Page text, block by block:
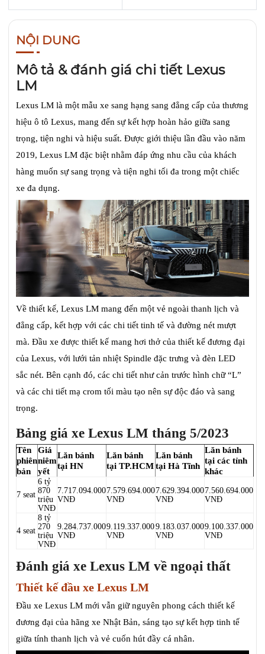
NỘI DUNG
Mô tả & đánh giá chi tiết Lexus
LM
Lexus LM là một mẫu xe sang hạng sang đẳng cấp của thương
hiệu ô tô Lexus, mang đến sự kết hợp hoàn hảo giữa sang
trọng, tiện nghi và hiệu suất. Được giới thiệu lần đầu vào năm
2019, Lexus LM đặc biệt nhằm đáp ứng nhu cầu của khách
hàng muốn sự sang trọng và tiện nghi tối đa trong một chiếc
xe đa dụng.
Về thiết kế, Lexus LM mang đến một vẻ ngoài thanh lịch và
đẳng cấp, kết hợp với các chi tiết tinh tế và đường nét mượt
mà. Đầu xe được thiết kế mang hơi thở của thiết kế đương đại
của Lexus, với lưới tản nhiệt Spindle đặc trưng và đèn LED
sắc nét. Bên cạnh đó, các chi tiết như cản trước hình chữ “L”
và các chi tiết mạ crom tối màu tạo nên sự độc đáo và sang
trọng.
Bảng giá xe Lexus LM tháng 5/2023
Tên
phiên
bản
Giá
niêm
yết
Lăn bánh
tại HN
Lăn bánh
tại TP.HCM
Lăn bánh
tại Hà Tĩnh
Lăn bánh
tại các tỉnh
khác
7 seat
6 tỷ
870
triệu
VNĐ
7.717.094.000
VNĐ
7.579.694.000
VNĐ
7.629.394.000
VNĐ
7.560.694.000
VNĐ
4 seat
8 tỷ
270
triệu
VNĐ
9.284.737.000
VNĐ
9.119.337.000
VNĐ
9.183.037.000
VNĐ
9.100.337.000
VNĐ
Đánh giá xe Lexus LM về ngoại thất
Thiết kế đầu xe Lexus LM
Đầu xe Lexus LM mới vẫn giữ nguyên phong cách thiết kế
đương đại của hãng xe Nhật Bản, sáng tạo sự kết hợp tinh tế
giữa tính thanh lịch và vẻ cuốn hút đầy cá nhân.